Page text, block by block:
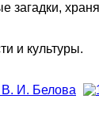
загадки,
и культуры.